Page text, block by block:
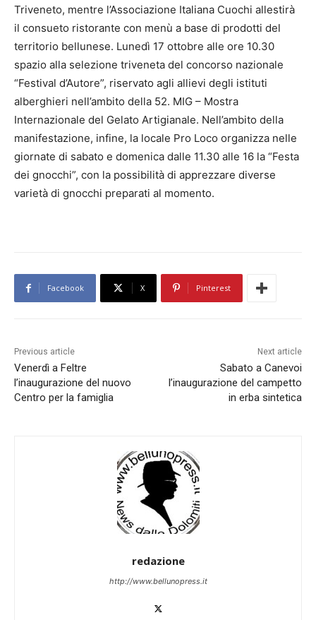
Triveneto, mentre l’Associazione Italiana Cuochi allestirà
il consueto ristorante con menù a base di prodotti del
territorio bellunese. Lunedì 17 ottobre alle ore 10.30
spazio alla selezione triveneta del concorso nazionale
“Festival d’Autore”, riservato agli allievi degli istituti
alberghieri nell’ambito della 52. MIG – Mostra
Internazionale del Gelato Artigianale. Nell’ambito della
manifestazione, infine, la locale Pro Loco organizza nelle
giornate di sabato e domenica dalle 11.30 alle 16 la “Festa
dei gnocchi”, con la possibilità di apprezzare diverse
varietà di gnocchi preparati al momento.
Facebook X Pinterest
Previous article
Venerdì a Feltre
l’inaugurazione del nuovo
Centro per la famiglia
Next article
Sabato a Canevoi
l’inaugurazione del campetto
in erba sintetica
redazione
http://www.bellunopress.it